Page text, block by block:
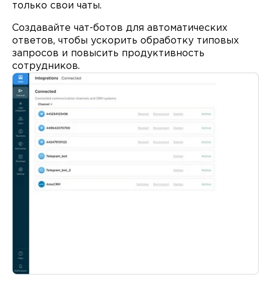
только свои чаты.
Создавайте чат-ботов для автоматических
ответов, чтобы ускорить обработку типовых
запросов и повысить продуктивность
сотрудников.